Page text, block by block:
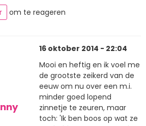
om te reageren
16 oktober 2014 - 22:04
Mooi en heftig en ik voel me
de grootste zeikerd van de
eeuw om nu over een m.i.
minder goed lopend
zinnetje te zeuren, maar
toch: 'Ik ben boos op wat ze